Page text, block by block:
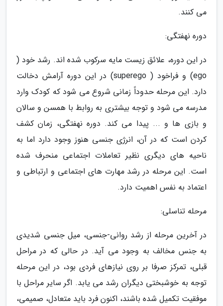
می کنند.
دوره نهفتگی:
در این دوره، علائق زیست مایه سرکوب شده اند. رشد خود (
ego) و فراخود ( superego) در این دوره آرامش دخالت
دارد. این مرحله حدوداً زمانی شروع می شود که کودک وارد
مدرسه می شود و توجه بیشتری به روابط با همسن و سالان
و بازی ها و ... پیدا می کند. دوره نهفتگی، زمان کشف
کردن است که در آن، انرژی جنسی هنوز وجود دارد اما به
ناحیه های دیگری نظیر تعاملات اجتماعی منحرف شده
است. این مرحله در رشد مهارت های اجتماعی و ارتباطی و
اعتماد به نفس اهمیت دارد.
مرحله تناسلی:
در آخرین مرحله از رشد روانی-جنسی، میل جنسی شدیدی
به جنس مخالف به وجود می آید. در حالی که در مراحل
قبلی، تمرکز صرفا بر روی نیازهای فردی بود، در این مرحله
توجه به خوشبختی دیگران رشد می یابد. اگر سایر مراحل با
موفقیت تکمیل شده باشند، اکنون فرد باید متعادل، صمیمی،